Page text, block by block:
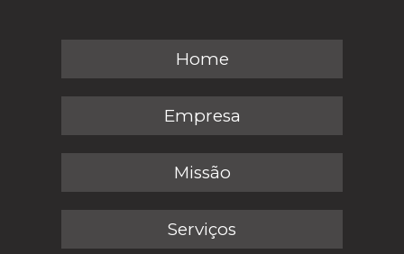
Home
Empresa
Missão
Serviços